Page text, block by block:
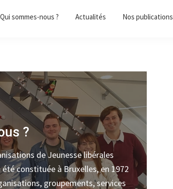
Qui sommes-nous ? Actualités Nos publications
?
de Jeunesse libérales
constituée à Bruxelles, en 1972
groupements, services